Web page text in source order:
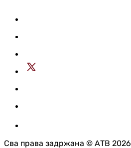
Сва права задржана © АТВ 2026